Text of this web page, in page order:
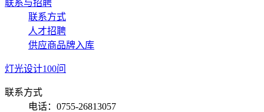
联系与招聘
联系方式
人才招聘
供应商品牌入库
灯光设计100问
联系方式
电话：0755-26813057